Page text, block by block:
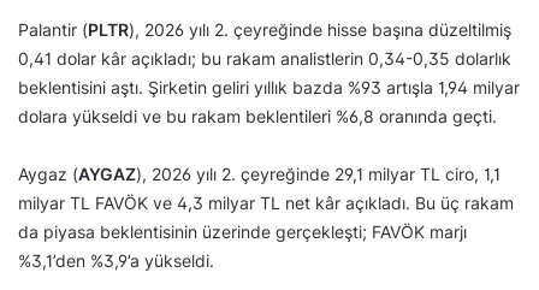
Palantir (PLTR), 2026 yılı 2. çeyreğinde hisse başına düzeltilmiş
0,41 dolar kâr açıkladı; bu rakam analistlerin 0,34-0,35 dolarlık
beklentisini aştı. Şirketin geliri yıllık bazda %93 artışla 1,94 milyar
dolara yükseldi ve bu rakam beklentileri %6,8 oranında geçti.
Aygaz (AYGAZ), 2026 yılı 2. çeyreğinde 29,1 milyar TL ciro, 1,1
milyar TL FAVÖK ve 4,3 milyar TL net kâr açıkladı. Bu üç rakam
da piyasa beklentisinin üzerinde gerçekleşti; FAVÖK marjı
%3,1’den %3,9’a yükseldi.